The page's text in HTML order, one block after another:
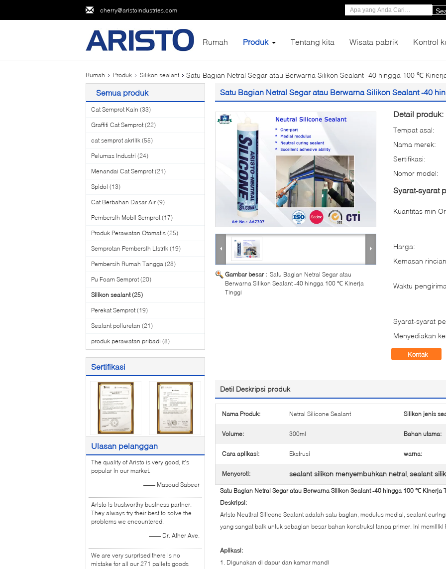
cherry@aristoindustries.com
Rumah Produk Tentang kita Wisata pabrik Kontrol
Rumah Produk Silikon sealant Satu Bagian Netral Segar atau Berwarna Silikon Sealant -40 hingga 100 ℃
Semua produk
Cat Semprot Kain (33)
Graffiti Cat Semprot (22)
cat semprot akrilik (55)
Pelumas Industri (24)
Menandai Cat Semprot (21)
Spidol (13)
Cat Berbahan Dasar Air (9)
Pembersih Mobil Semprot (17)
Produk Perawatan Otomatis (25)
Semprotan Pembersih Listrik (19)
Pembersih Rumah Tangga (28)
Pu Foam Semprot (20)
Silikon sealant (25)
Perekat Semprot (19)
Sealant poliuretan (21)
produk perawatan pribadi (8)
Sertifikasi
Ulasan pelanggan
The quality of Aristo is very good, it's
popular in our market.
—— Masoud Sabeer
Aristo is trustworthy business partner.
They always try their best to solve the
problems we encountered.
—— Dr. Ather Ave.
We are very surprised there is no
mistake for all our 271 pallets goods
Satu Bagian Netral Segar atau Berwarna Silikon Sealant -40
Gambar besar : Satu Bagian Netral Segar atau
Berwarna Silikon Sealant -40 hingga 100 ℃ Kinerja
Tinggi
Detail produk:
Tempat asal:
Nama merek:
Sertifikasi:
Nomor model:
Syarat-syarat
Kuantitas min
Harga:
Kemasan
Waktu
Syarat-syarat
Menyediakan
Kontak
Detil Deskripsi produk
Nama Produk: Netral Silicone Sealant Silikon jenis
Volume: 300ml Bahan utama:
Cara aplikasi: Ekstrusi warna:
Menyoroti: sealant silikon menyembuhkan netral, sealant
Satu Bagian Netral Segar atau Berwarna Silikon Sealant -40 hingga 100 ℃ Kinerja
Deskripsi:
Aristo Neuttral Silicone Sealant adalah satu bagian, modulus medial, sealant
yang sangat baik untuk sebagian besar bahan konstruksi tanpa primer. Ini memiliki
Aplikasi:
1. Digunakan di dapur dan kamar mandi